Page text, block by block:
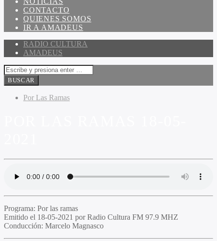
CONTACTO
QUIENES SOMOS
IR A AMADEUS
RADIO CULTURA
AMADEUS
Por Las Ramas
Programa: Por las ramas
Emitido el 18-05-2021 por Radio Cultura FM 97.9 MHZ
Conducción: Marcelo Magnasco